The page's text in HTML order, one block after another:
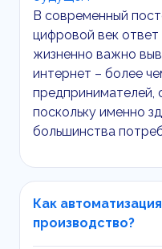
В современный
цифровой век
жизненно важно
интернет – более
предпринимателей,
поскольку именно
большинства
Как
производство?